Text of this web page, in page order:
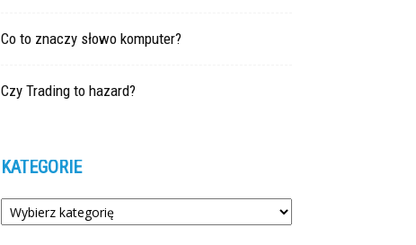
Co to znaczy słowo komputer?
Czy Trading to hazard?
KATEGORIE
Kategorie